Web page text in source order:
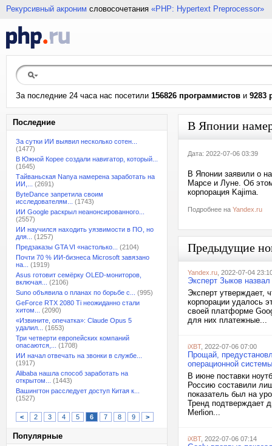
Рекурсивный акроним словосочетания «PHP: Hypertext Preprocessor»
За последние 24 часа нас посетили 156826 программистов и 9283
Последние
За сутки ИИ выявил несколько сотен...
(1477)
В Южной Корее создали навигатор, который...
(1645)
Тайваньская Nanya намерена заработать на
ИИ,...
(2691)
ByteDance запретила своим
исследователям...
(1743)
ИИ Google раскрыл неанонсированного...
(2557)
ИИ научился находить уязвимости в ПО, но
для...
(1257)
Предзаказы GTA VI «настолько...
(2104)
Почти 70 % ИИ-бизнеса Microsoft завязано
на...
(1919)
Asus готовит семёрку OLED-мониторов,
включая...
(2106)
Suno объявила о планах по борьбе с...
(995)
GeForce RTX 2080 Ti неожиданно стали
хитом...
(2090)
«Извините, опечатка»: Claude Opus 5
удалил...
(1653)
Три четверти европейских компаний
опасаются,...
(1708)
ИИ начал отвечать на звонки в службе...
(1917)
Alibaba нашла способ заработать на
открытом...
(1443)
Вашингтон расследует доступ Китая к...
(1527)
< 2 3 4 5 6 7 8 9 >
Популярные
В Японии
Дата: 2022-07-06 03:39
В Японии заявили о
Марсе и Луне. Об этом
корпорация Kajima.
Подробнее на Yandex.ru
Предыдущие
Yandex.ru , 2022-07-04
Эксперт Зыков
Эксперт утверждает,
корпорации удалось
своей платформе
для них платежные...
iXBT, 2022-07-06 07:00
Прощай,
операционной
В июне поставки
Россию составили
показатель был на
Тренд подтверждает
Merlion...
iXBT, 2022-07-06 07:14